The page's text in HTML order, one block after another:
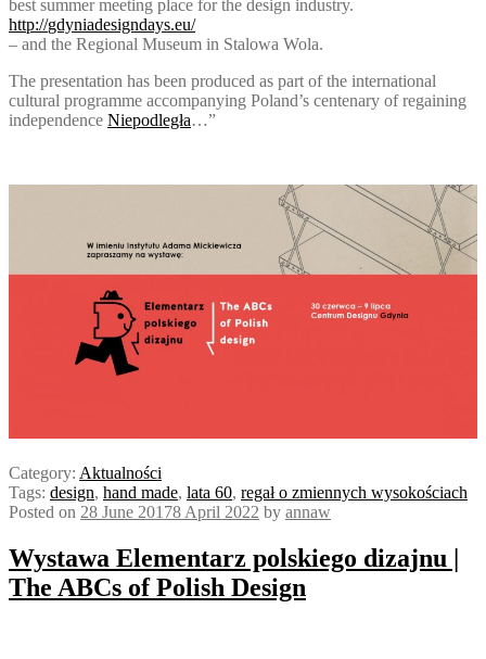
best summer meeting place for the design industry.
http://gdyniadesigndays.eu/
– and the Regional Museum in Stalowa Wola.
The presentation has been produced as part of the international
cultural programme accompanying Poland’s centenary of regaining
independence Niepodległa…”
Category: Aktualności
Tags: design, hand made, lata 60, regał o zmiennych wysokościach
Posted on 28 June 20178 April 2022 by annaw
Wystawa Elementarz polskiego dizajnu |
The ABCs of Polish Design